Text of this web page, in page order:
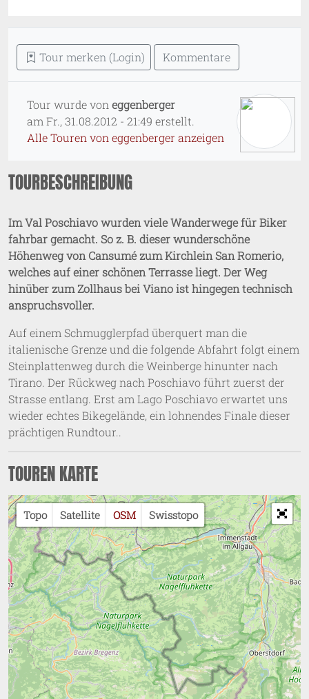
Tour merken (Login) Kommentare
Tour wurde voneggenberger
amFr., 31.08.2012 - 21:49 erstellt.
Alle Touren von eggenberger anzeigen
TOURBESCHREIBUNG
Im Val Poschiavo wurden viele Wanderwege für Biker
fahrbar gemacht. So z. B. dieser wunderschöne
Höhenweg von Cansumé zum Kirchlein San Romerio,
welches auf einer schönen Terrasse liegt. Der Weg
hinüber zum Zollhaus bei Viano ist hingegen technisch
anspruchsvoller.
Auf einem Schmugglerpfad überquert man die
italienische Grenze und die folgende Abfahrt folgt einem
Steinplattenweg durch die Weinberge hinunter nach
Tirano. Der Rückweg nach Poschiavo führt zuerst der
Strasse entlang. Erst am Lago Poschiavo erwartet uns
wieder echtes Bikegelände, ein lohnendes Finale dieser
prächtigen Rundtour..
TOUREN KARTE
Topo Satellite OSM Swisstopo